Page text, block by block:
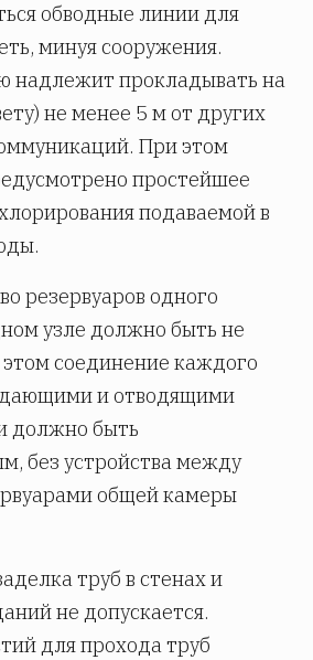
обводные линии для
минуя сооружения.
надлежит прокладывать на
не менее 5 м от других
При этом
простейшее
подаваемой в
резервуаров одного
узле должно быть не
соединение каждого
и отводящими
должно быть
без устройства между
общей камеры
труб в стенах и
не допускается.
для прохода труб